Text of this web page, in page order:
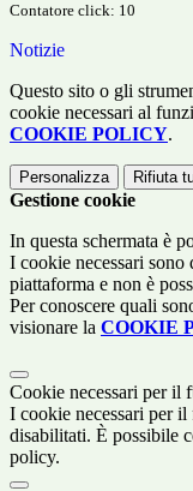
Contatore click: 10
Notizie
Questo sito o gli
cookie necessari al
COOKIE POLICY.
Personalizza Rifiuta
Gestione cookie
In questa schermata è
I cookie necessari
piattaforma e non è
Per conoscere quali
visionare la COOKIE
Cookie necessari per il
I cookie necessari per il
disabilitati. È possibile
policy.